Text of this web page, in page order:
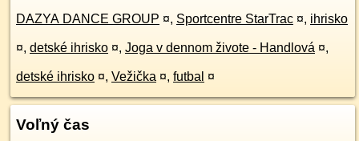
DAZYA DANCE GROUP ¤, Sportcentre StarTrac ¤, ihrisko
¤, detské ihrisko ¤, Joga v dennom živote - Handlová ¤,
detské ihrisko ¤, Vežička ¤, futbal ¤
Voľný čas